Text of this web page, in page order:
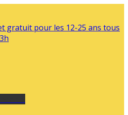
gratuit pour les 12-25 ans tous